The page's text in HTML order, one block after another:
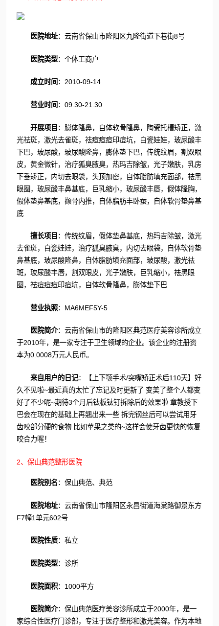
医院地址：云南省保山市隆阳区九隆街道下巷街8号
医院类型：个体工商户
成立时间 ：2010-09-14
营业时间 ：09:30-21:30
开展项目 ：膨体隆鼻，自体软骨隆鼻，陶瓷托槽矫正，激
光祛斑，激光去雀斑，祛痘痘痘印痘坑，白瓷娃娃，玻尿酸丰
下巴，玻尿酸，玻尿酸隆鼻，膨体垫下巴，传统纹眉，割双眼
皮，黄金微针，治疗狐臭腋臭，热玛吉除皱，光子嫩肤，乳房
下垂矫正，内切去眼袋，头顶加密，自体脂肪填充面部，祛黑
眼圈，玻尿酸丰鼻基底，巨乳缩小，玻尿酸丰唇，假体隆胸，
假体垫鼻基底，颧骨内推，自体脂肪丰卧蚕，自体软骨垫鼻基
底
擅长项目 ：传统纹眉，假体垫鼻基底，热玛吉除皱，激光
去雀斑，白瓷娃娃，治疗狐臭腋臭，内切去眼袋，自体软骨垫
鼻基底，玻尿酸隆鼻，自体脂肪填充面部，玻尿酸，激光祛
斑，玻尿酸丰唇，割双眼皮，光子嫩肤，巨乳缩小，祛黑眼
圈，祛痘痘痘印痘坑，自体软骨隆鼻，膨体垫下巴
营业执照：MA6MEF5Y-5
医院简介：云南省保山市的隆阳区典范医疗美容诊所成立
于2010年，是一家专注于卫生领域的企业。该企业的注册资
本为0.0008万元人民币。
来自用户的日记：【上下颚手术/突嘴矫正术后110天】好
久不见啦~最近真的太忙了忘记及时更新了 变美了整个人都变
好了不少呢~期待3个月后钛板钛钉拆除后的效果啦 章教授下
巴会在现在的基础上再翘出来一些 拆完钢丝后可以尝试用牙
齿咬部分硬的食物 比如苹果之类的~这样会使牙齿更快的恢复
咬合力喔！
2、保山典范整形医院
医院别名：保山典范、典范
医院地址：云南省保山市隆阳区永昌街道海棠路御景东方
F7幢1单元602号
医院性质：私立
医院类型：诊所
医院面积：1000平方
医院简介：保山典范医疗美容诊所成立于2000年，是一
家综合性医疗门诊部，专注于医疗整形和激光美容。作为本地